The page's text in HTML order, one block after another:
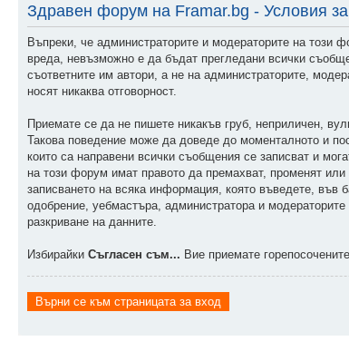
Здравен форум на Framar.bg - Условия
Въпреки, че администраторите и модераторите на
вреда, невъзможно е да бъдат прегледани всички
съответните им автори, а не на администраторите,
носят никаква отговорност.
Приемате се да не пишете никакъв груб, неприличен,
Такова поведение може да доведе до моменталното и
които са направени всички съобщения се записват и
на този форум имат правото да премахват, променят
записването на всяка информация, която въведете,
одобрение, уебмастъра, администратора и
разкриване на данните.
Избирайки Съгласен съм... Вие приемате
Върни се към страницата за вход